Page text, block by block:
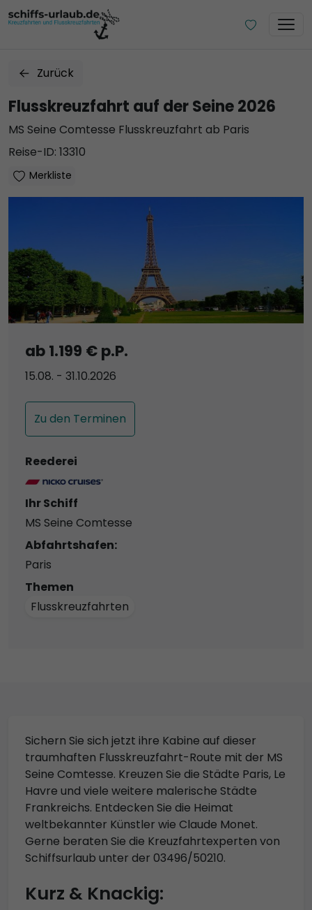
Zurück
Flusskreuzfahrt auf der Seine 2026
MS Seine Comtesse Flusskreuzfahrt ab Paris
Reise-ID: 13310
Merkliste
ab 1.199 € p.P.
15.08. - 31.10.2026
Zu den Terminen
Reederei
Ihr Schiff
MS Seine Comtesse
Abfahrtshafen:
Paris
Themen
Flusskreuzfahrten
Sichern Sie sich jetzt ihre Kabine auf dieser
traumhaften Flusskreuzfahrt-Route mit der MS
Seine Comtesse. Kreuzen Sie die Städte Paris, Le
Havre und viele weitere malerische Städte
Frankreichs. Entdecken Sie die Heimat
weltbekannter Künstler wie Claude Monet.
Gerne beraten Sie die Kreuzfahrtexperten von
Schiffsurlaub unter der 03496/50210.
Kurz & Knackig: